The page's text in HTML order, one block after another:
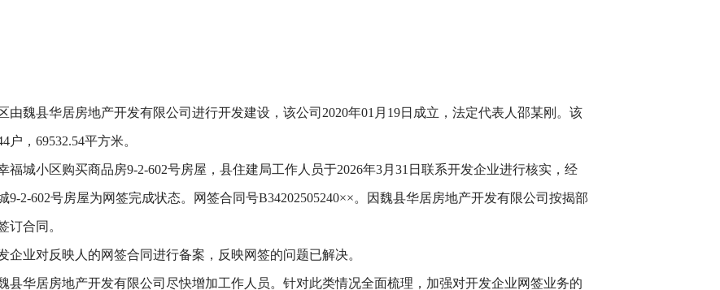
由魏县华居房地产开发有限公司进行开发建设，该公司2020年01月19日成立，法定代表人邵某刚。该
户，69532.54平方米。
福城小区购买商品房9-2-602号房屋，县住建局工作人员于2026年3月31日联系开发企业进行核实，经
9-2-602号房屋为网签完成状态。网签合同号B34202505240××。因魏县华居房地产开发有限公司按揭部
订合同。
企业对反映人的网签合同进行备案，反映网签的问题已解决。
县华居房地产开发有限公司尽快增加工作人员。针对此类情况全面梳理，加强对开发企业网签业务的